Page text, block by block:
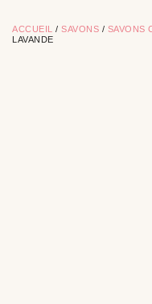
ACCUEIL / SAVONS / SAVONS
LAVANDE